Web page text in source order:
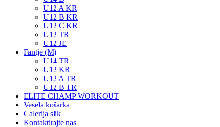
U12 A KR
U12 B KR
U12 C KR
U12 TR
U12 JE
Fantje (M)
U14 TR
U12 KR
U12 A TR
U12 B TR
ELITE CHAMP WORKOUT
Vesela košarka
Galerija slik
Kontaktirajte nas